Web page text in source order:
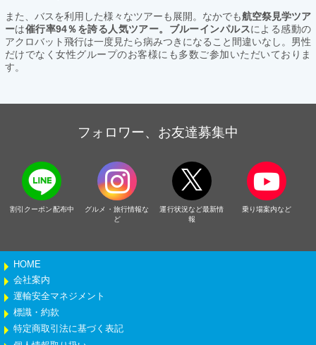
また、バスを利用した様々なツアーも展開。なかでも航空祭見学ツア
ーは催行率94％を誇る人気ツアー。ブルーインパルスによる感動の
アクロバット飛行は一度見たら病みつきになること間違いなし。男性
だけでなく女性グループのお客様にも多数ご参加いただいておりま
す。
フォロワー、お友達募集中
割引クーポン配布中
グルメ・旅行情報な
ど
運行状況など最新情
報
乗り場案内など
HOME
会社案内
運輸安全マネジメント
標識・約款
特定商取引法に基づく表記